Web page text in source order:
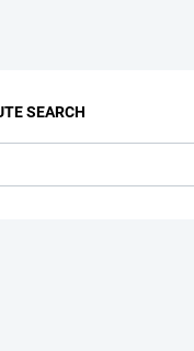
SEARCH